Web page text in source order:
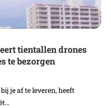
tientallen drones
te bezorgen
je af te leveren, heeft